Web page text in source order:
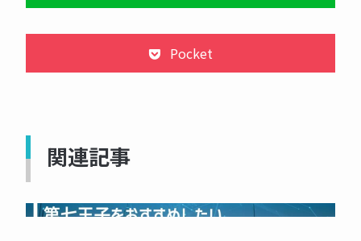
Pocket
関連記事
NOW PRINTING...